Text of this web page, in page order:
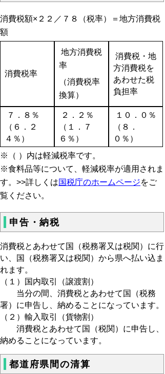
消費税額×２２／７８（税率）＝地方消費税
額
消費税率
地方消費税
率
（消費税率
換算）
消費税・地
方消費税を
あわせた税
負担率
７．８％
（６．２
４％）
２．２％
（１．７
６％）
１０．０％
（８．
０％）
※（ ）内は軽減税率です。
※食料品等について、軽減税率が適用されま
す。>>詳しくは国税庁のホームページをご
覧ください。
申告・納税
消費税とあわせて国（税務署又は税関）に行
い、国（税務署又は税関）から県へ払い込ま
れます。
（１）国内取引（譲渡割）
当分の間、消費税とあわせて国（税務
署）に申告し、納めることになっています。
（２）輸入取引（貨物割）
消費税とあわせて国（税関）に申告し、
納めることになっています。
都道府県間の清算